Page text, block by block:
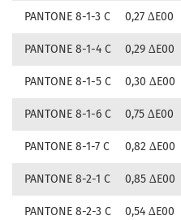
PANTONE 8-1-3 C 0,27 ∆E00
PANTONE 8-1-4 C 0,29 ∆E00
PANTONE 8-1-5 C 0,30 ∆E00
PANTONE 8-1-6 C 0,75 ∆E00
PANTONE 8-1-7 C 0,82 ∆E00
PANTONE 8-2-1 C 0,85 ∆E00
PANTONE 8-2-3 C 0,54 ∆E00